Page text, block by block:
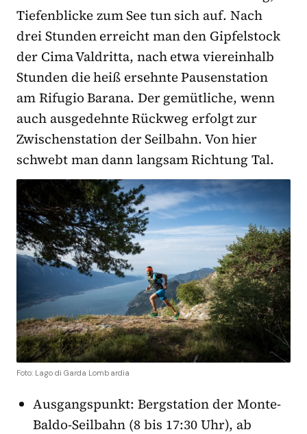
Tiefenblicke zum See tun sich auf. Nach
drei Stunden erreicht man den Gipfelstock
der Cima Valdritta, nach etwa viereinhalb
Stunden die heiß ersehnte Pausenstation
am Rifugio Barana. Der gemütliche, wenn
auch ausgedehnte Rückweg erfolgt zur
Zwischenstation der Seilbahn. Von hier
schwebt man dann langsam Richtung Tal.
Foto: Lago di Garda Lombardia
Ausgangspunkt: Bergstation der Monte-
Baldo-Seilbahn (8 bis 17:30 Uhr), ab